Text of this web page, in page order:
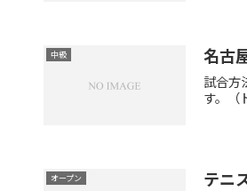
中級 名古
試合方
す。（
オープン テニ